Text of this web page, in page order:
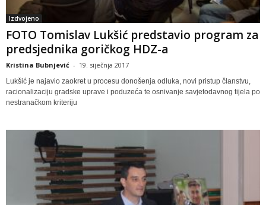
Izdvojeno
FOTO Tomislav Lukšić predstavio program za
predsjednika goričkog HDZ-a
Kristina Bubnjević - 19. siječnja 2017
Lukšić je najavio zaokret u procesu donošenja odluka, novi pristup članstvu,
racionalizaciju gradske uprave i poduzeća te osnivanje savjetodavnog tijela po
nestranačkom kriteriju